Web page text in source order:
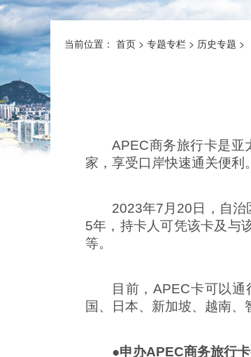
当前位置： 首页 > 专题专栏 > 历史专题 >
APEC商务旅行卡是亚
家，享受口岸快速通关便利
2023年7月20日，自治
5年，持卡人可凭该卡及与
等。
目前，APEC卡可以
国、日本、新加坡、越南、
●申办APEC商务旅行